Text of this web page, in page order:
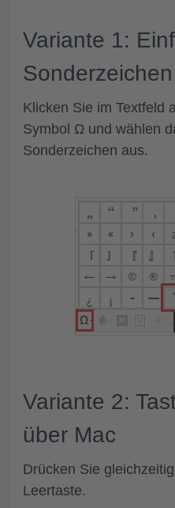
Variante 1:
Sonderzeichen
Klicken Sie im Textfeld
Symbol Ω und wählen
Sonderzeichen aus.
Variante 2:
über Mac
Drücken Sie
Leertaste.